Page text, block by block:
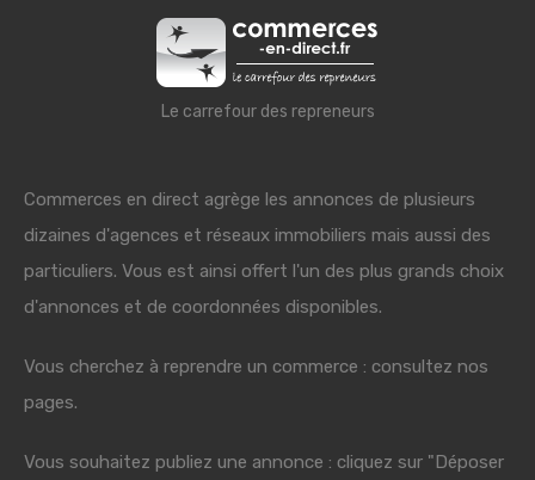
Le carrefour des repreneurs
Commerces en direct agrège les annonces de plusieurs
dizaines d'agences et réseaux immobiliers mais aussi des
particuliers. Vous est ainsi offert l'un des plus grands choix
d'annonces et de coordonnées disponibles.
Vous cherchez à reprendre un commerce : consultez nos
pages.
Vous souhaitez publiez une annonce : cliquez sur "Déposer